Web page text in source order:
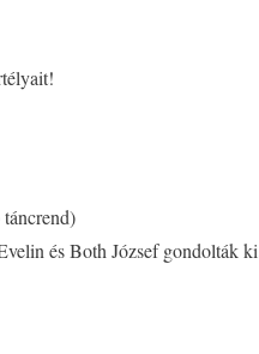
és Both József gondolták